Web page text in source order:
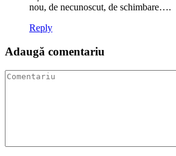
nou, de necunoscut, de schimbare….
Reply
Adaugă comentariu